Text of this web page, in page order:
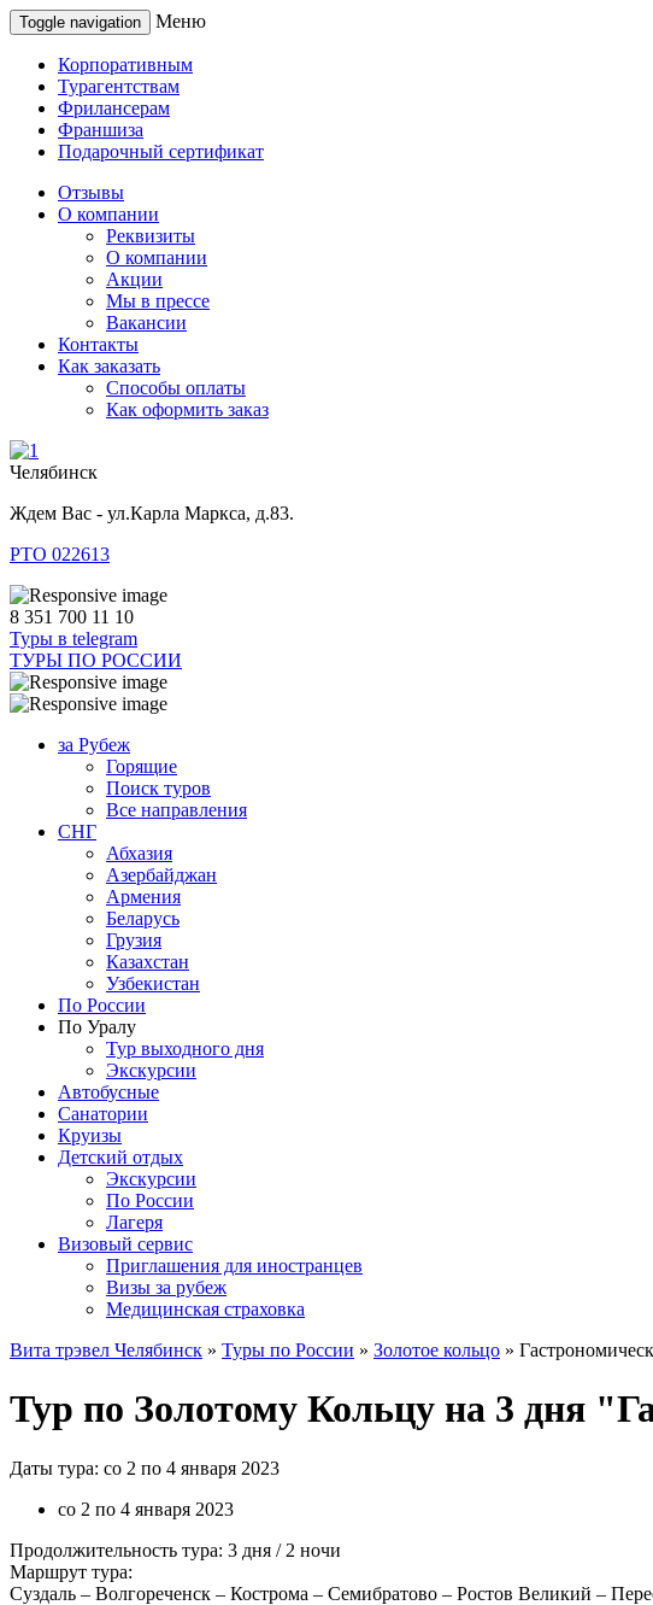
Toggle navigation Меню
Корпоративным
Турагентствам
Фрилансерам
Франшиза
Подарочный сертификат
Отзывы
О компании
Реквизиты
О компании
Акции
Мы в прессе
Вакансии
Контакты
Как заказать
Способы оплаты
Как оформить заказ
Челябинск
Ждем Вас - ул.Карла Маркса, д.83.
РТО 022613
8 351 700 11 10
Туры в telegram
ТУРЫ ПО РОССИИ
за Рубеж
Горящие
Поиск туров
Все направления
СНГ
Абхазия
Азербайджан
Армения
Беларусь
Грузия
Казахстан
Узбекистан
По России
По Уралу
Тур выходного дня
Экскурсии
Автобусные
Санатории
Круизы
Детский отдых
Экскурсии
По России
Лагеря
Визовый сервис
Приглашения для иностранцев
Визы за рубеж
Медицинская страховка
Вита трэвел Челябинск » Туры по России » Золотое кольцо »
Тур по Золотому Кольцу на 3 дня
Даты тура: со 2 по 4 января 2023
со 2 по 4 января 2023
Продолжительность тура: 3 дня / 2 ночи
Маршрут тура:
Суздаль ‒ Волгореченск ‒ Кострома ‒ Семибратово ‒ Ростов Великий ‒